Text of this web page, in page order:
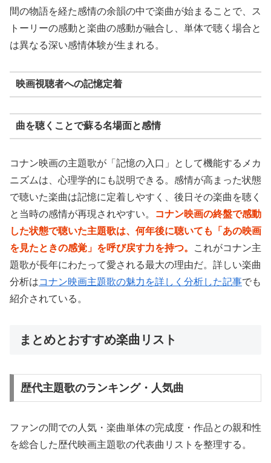
間の物語を経た感情の余韻の中で楽曲が始まることで、ス
トーリーの感動と楽曲の感動が融合し、単体で聴く場合と
は異なる深い感情体験が生まれる。
映画視聴者への記憶定着
曲を聴くことで蘇る名場面と感情
コナン映画の主題歌が「記憶の入口」として機能するメカ
ニズムは、心理学的にも説明できる。感情が高まった状態
で聴いた楽曲は記憶に定着しやすく、後日その楽曲を聴く
と当時の感情が再現されやすい。
コナン映画の終盤で感動
した状態で聴いた主題歌は、何年後に聴いても「あの映画
を見たときの感覚」を呼び戻す力を持つ。
これがコナン主
題歌が長年にわたって愛される最大の理由だ。詳しい楽曲
分析はコナン映画主題歌の魅力を詳しく分析した記事でも
紹介されている。
まとめとおすすめ楽曲リスト
歴代主題歌のランキング・人気曲
ファンの間での人気・楽曲単体の完成度・作品との親和性
を総合した歴代映画主題歌の代表曲リストを整理する。